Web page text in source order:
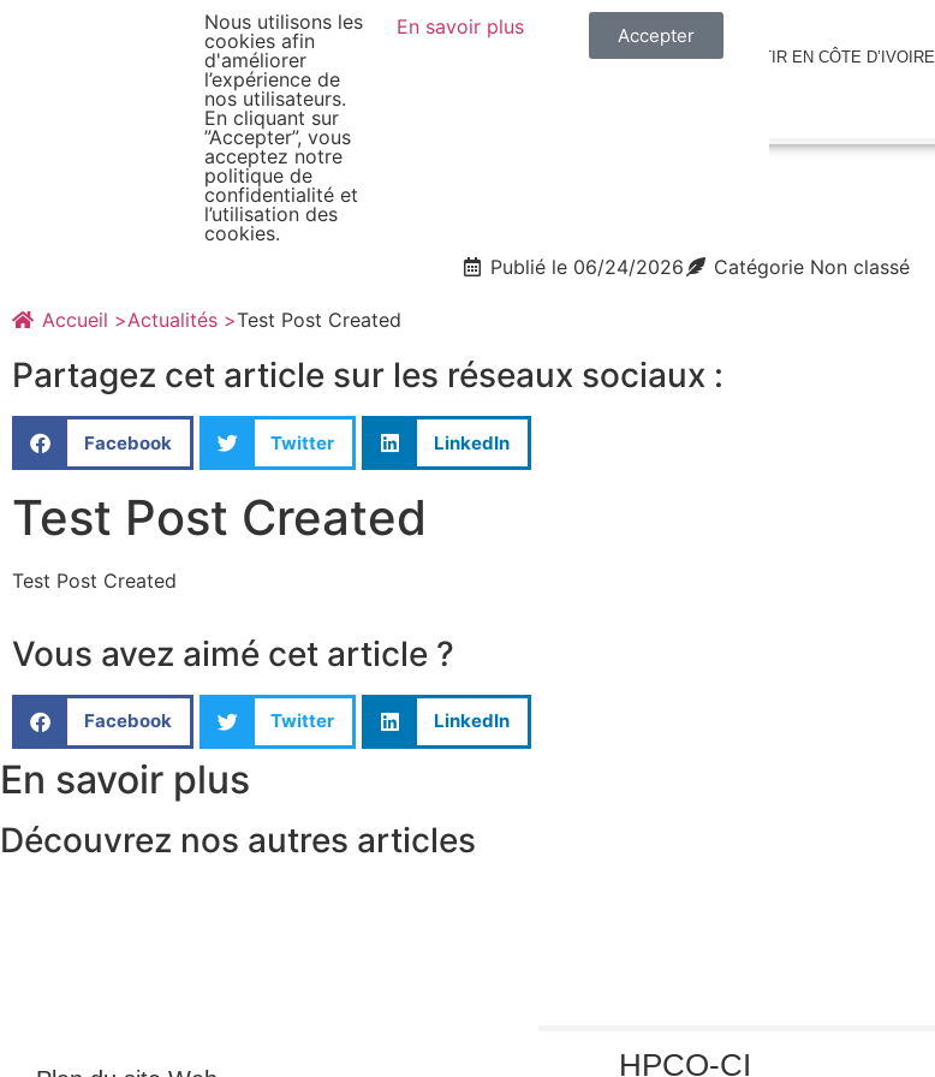
NOTRE ACTION INVESTIR EN CÔTE D’IVOIRE
Test Post Created
Publié le 06/24/2026 Catégorie Non classé
Accueil >Actualités >Test Post Created
Partagez cet article sur les réseaux sociaux :
Facebook Twitter LinkedIn
Test Post Created
Test Post Created
Vous avez aimé cet article ?
Facebook Twitter LinkedIn
En savoir plus
Découvrez nos autres articles
HPCO-CI
Nous utilisons les
cookies afin
d'améliorer
l’expérience de
nos utilisateurs.
En cliquant sur
”Accepter”, vous
acceptez notre
politique de
confidentialité et
l’utilisation des
cookies.
En savoir plus Accepter